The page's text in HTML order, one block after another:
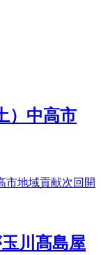
）中高市
市地域貢献次回開
川髙島屋